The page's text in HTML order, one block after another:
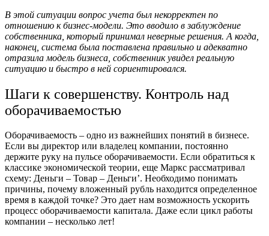
В этой ситуации вопрос учета был некорректен по
отношению к бизнес-модели. Это вводило в заблуждение
собственника, который принимал неверные решения. А когда,
наконец, система была поставлена правильно и адекватно
отразила модель бизнеса, собственник увидел реальную
ситуацию и быстро в ней сориентировался.
Шаги к совершенству. Контроль над
оборачиваемостью
Оборачиваемость – одно из важнейших понятий в бизнесе.
Если вы директор или владелец компании, постоянно
держите руку на пульсе оборачиваемости. Если обратиться к
классике экономической теории, еще Маркс рассматривал
схему: Деньги – Товар – Деньги’. Необходимо понимать
причины, почему вложенный рубль находится определенное
время в каждой точке? Это дает нам возможность ускорить
процесс оборачиваемости капитала. Даже если цикл работы
компании – несколько лет!